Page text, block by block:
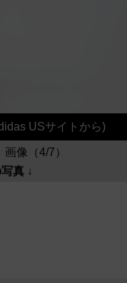
USサイトから)
像（4/7）
真 ↓